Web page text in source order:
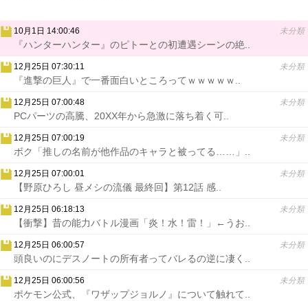
10月1日 14:00:46 未分類
『ハンターハンター』のピトーとの初遭遇シーンの絶..
12月25日 07:30:11 未分類
『進撃の巨人』で一番面白いところってｗｗｗｗｗ..
12月25日 07:00:48 未分類
PCパーツの高騰、20XX年から急激に落ち着く可..
12月25日 07:00:19 未分類
ボク「推しの名前が他作品のキャラと被ってる……」..
12月25日 07:00:01 未分類
【野原ひろし 昼メシの流儀 最終回】第12話 感..
12月25日 06:18:13 未分類
【衝撃】昔の能力バトル漫画「炎！水！雷！」←うお..
12月25日 06:00:57 未分類
頭良いのにデスノートの所有者ってバレるの逆に凄く..
12月25日 06:00:56 未分類
ポケモン公式、『ワザップジョルノ』について触れて..